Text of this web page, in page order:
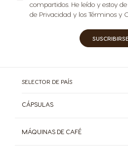
compartidos. He leído y estoy
de Privacidad y los Términos y
SUSCRIBIRSE
SELECTOR DE PAÍS
CÁPSULAS
Café Negro
MÁQUINAS DE CAFÉ